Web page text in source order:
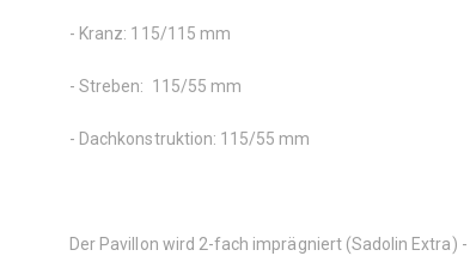
- Kranz: 115/115 mm
- Streben: 115/55 mm
- Dachkonstruktion: 115/55 mm
Der Pavillon wird 2-fach imprägniert (Sadolin Extra)